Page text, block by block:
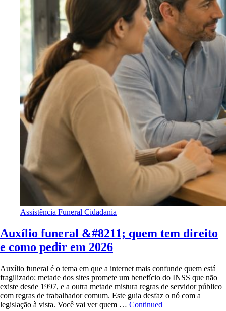
Assistência Funeral Cidadania
Auxílio funeral &#8211; quem tem direito
e como pedir em 2026
Auxílio funeral é o tema em que a internet mais confunde quem está
fragilizado: metade dos sites promete um benefício do INSS que não
existe desde 1997, e a outra metade mistura regras de servidor público
com regras de trabalhador comum. Este guia desfaz o nó com a
legislação à vista. Você vai ver quem … Continued